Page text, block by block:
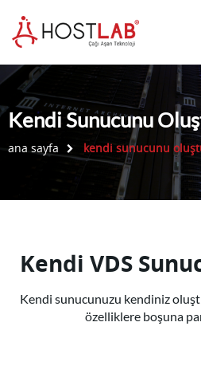
Kendi Sunucunu
ana sayfa kendi sunucunu
Kendi VDS
Kendi sunucunuzu kendiniz
özelliklere boşuna